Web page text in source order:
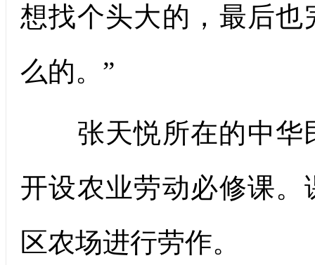
想找个头大的，最后
么的。”
张天悦所在的中华
开设农业劳动必修课
区农场进行劳作。